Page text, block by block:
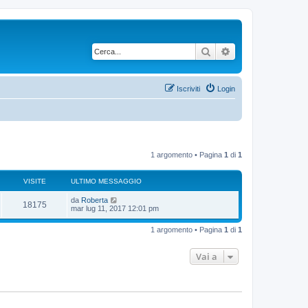
Cerca
Login
Iscriviti
1 argomento • Pagina 1 di 1
VISITE ULTIMO MESSAGGIO
18175V
i
e
U
l
i
g
da Roberta
mar lug 11, 2017 12:01 pm
1 argomento • Pagina 1 di 1
Vai a